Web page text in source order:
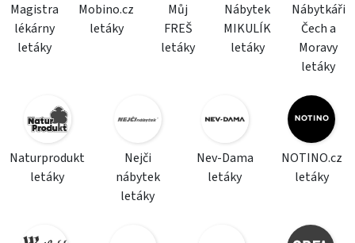
Magistra
lékárny
letáky
Mobino.cz
letáky
Můj
FREŠ
letáky
Nábytek
MIKULÍK
letáky
Nábytkáři
Čech a
Moravy
letáky
Naturprodukt
letáky
Nejči
nábytek
letáky
Nev-Dama
letáky
NOTINO.cz
letáky